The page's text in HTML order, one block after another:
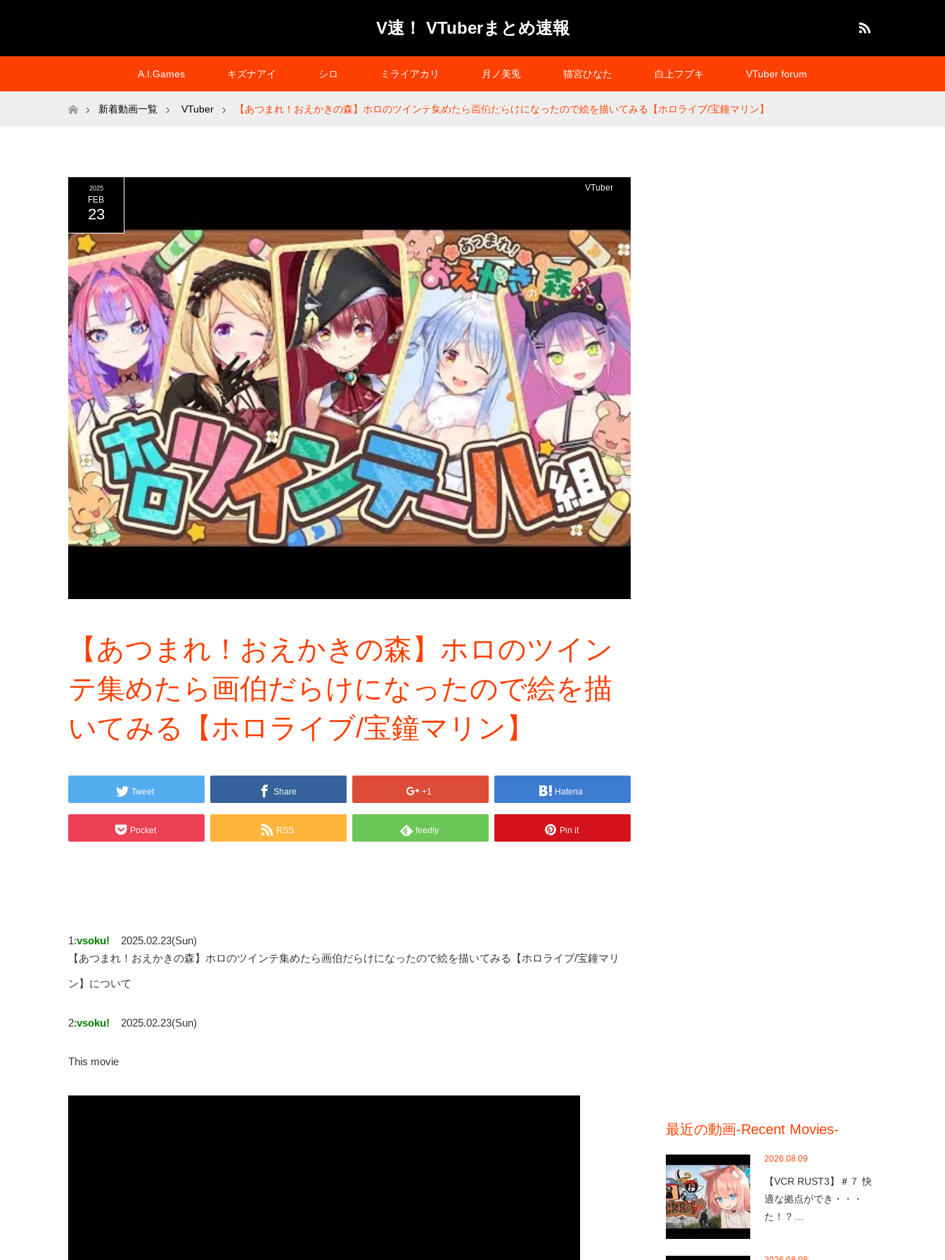
V速！ VTuberまとめ速報
A.I.Games キズナアイ シロ ミライアカリ 月ノ美兎 猫宮ひなた 白上フブキ VTuber forum
プライバシーポリシー
ホーム新着動画一覧 VTuber 【あつまれ！おえかきの森】ホロのツインテ集めたら画伯だらけになったので絵を描いてみる【ホロライブ/宝鐘マリン】
2025
FEB
23
VTuber
【あつまれ！おえかきの森】ホロのツイン
テ集めたら画伯だらけになったので絵を描
いてみる【ホロライブ/宝鐘マリン】
Tweet Share +1 Hatena
Pocket RSS feedly Pin it
1:vsoku!
2025.02.23(Sun)
【あつまれ！おえかきの森】ホロのツインテ集めたら画伯だらけになったので絵を描いてみる【ホロライブ/宝鐘マリ
ン】について
2:vsoku! 2025.02.23(Sun)
This movie
最近の動画-Recent Movies-
2026.08.09
【VCR RUST3】＃７ 快
適な拠点ができ・・・
た！？…